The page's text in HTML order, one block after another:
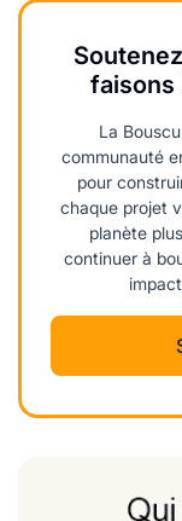
faisons
La
communauté
pour
chaque projet
planète
continuer à